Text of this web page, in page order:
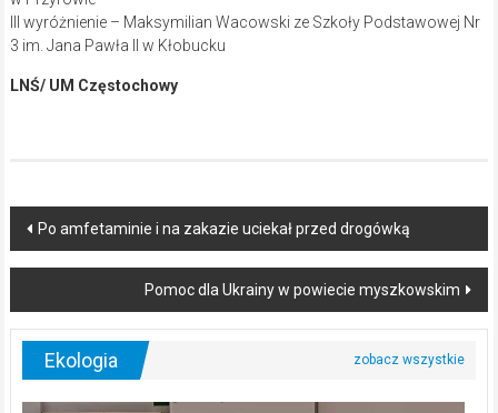
III wyróżnienie – Maksymilian Wacowski ze Szkoły Podstawowej Nr
3 im. Jana Pawła II w Kłobucku
LNŚ/ UM Częstochowy
Post
navigation
Po amfetaminie i na zakazie uciekał przed drogówką
Pomoc dla Ukrainy w powiecie myszkowskim
Ekologia